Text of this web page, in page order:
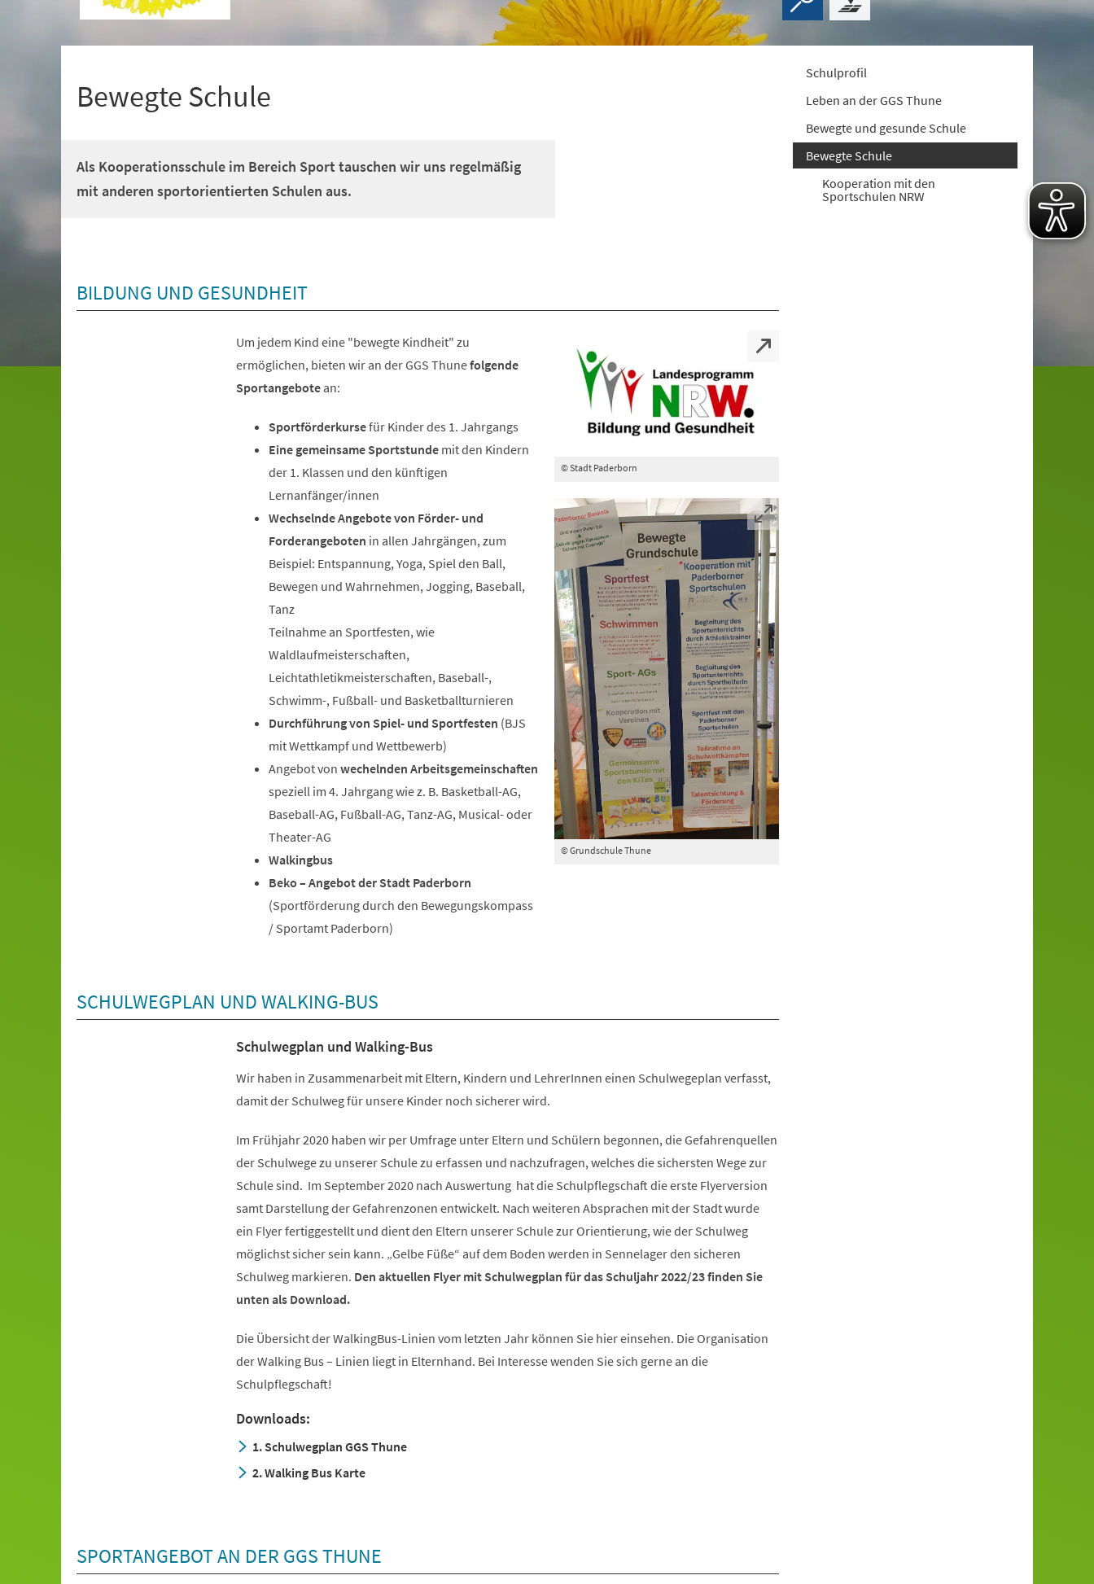
Bewegte Schule
Als Kooperationsschule im Bereich Sport tauschen wir uns regelmäßig
mit anderen sportorientierten Schulen aus.
BILDUNG UND GESUNDHEIT
© Stadt Paderborn
© Grundschule Thune
Um jedem Kind eine "bewegte Kindheit" zu
ermöglichen, bieten wir an der GGS Thunefolgende
Sportangebotean:
Sportförderkursefür Kinder des 1. Jahrgangs
Eine gemeinsame Sportstundemit den Kindern
der 1. Klassen und den künftigen
Lernanfänger/innen
Wechselnde Angebote von Förder- und
Forderangeboten in allen Jahrgängen, zum
Beispiel: Entspannung, Yoga, Spiel den Ball,
Bewegen und Wahrnehmen, Jogging, Baseball,
Tanz
Teilnahme an Sportfesten, wie
Waldlaufmeisterschaften,
Leichtathletikmeisterschaften, Baseball-,
Schwimm-, Fußball- und Basketballturnieren
Durchführung von Spiel- und Sportfesten (BJS
mit Wettkampf und Wettbewerb)
Angebot von wechelnden Arbeitsgemeinschaften
speziell im 4. Jahrgang wie z. B. Basketball-AG,
Baseball-AG, Fußball-AG, Tanz-AG, Musical- oder
Theater-AG
Walkingbus
Beko – Angebot der Stadt Paderborn
(Sportförderung durch den Bewegungskompass
/ Sportamt Paderborn)
SCHULWEGPLAN UND WALKING-BUS
Schulwegplan und Walking-Bus
Wir haben in Zusammenarbeit mit Eltern, Kindern und LehrerInnen einen Schulwegeplan verfasst,
damit der Schulweg für unsere Kinder noch sicherer wird.
Im Frühjahr 2020 haben wir per Umfrage unter Eltern und Schülern begonnen, die Gefahrenquellen
der Schulwege zu unserer Schule zu erfassen und nachzufragen, welches die sichersten Wege zur
Schule sind. Im September 2020 nach Auswertung hat die Schulpflegschaft die erste Flyerversion
samt Darstellung der Gefahrenzonen entwickelt. Nach weiteren Absprachen mit der Stadt wurde
ein Flyer fertiggestellt und dient den Eltern unserer Schule zur Orientierung, wie der Schulweg
möglichst sicher sein kann. „Gelbe Füße“ auf dem Boden werden in Sennelager den sicheren
Schulweg markieren. Den aktuellen Flyer mit Schulwegplan für das Schuljahr 2022/23 finden Sie
unten als Download.
Die Übersicht der WalkingBus-Linien vom letzten Jahr können Sie hier einsehen. Die Organisation
der Walking Bus – Linien liegt in Elternhand. Bei Interesse wenden Sie sich gerne an die
Schulpflegschaft!
Downloads:
1. Schulwegplan GGS Thune
2. Walking Bus Karte
SPORTANGEBOT AN DER GGS THUNE
Schulprofil
Leben an der GGS Thune
Bewegte und gesunde Schule
Bewegte Schule
Kooperation mit den
Sportschulen NRW